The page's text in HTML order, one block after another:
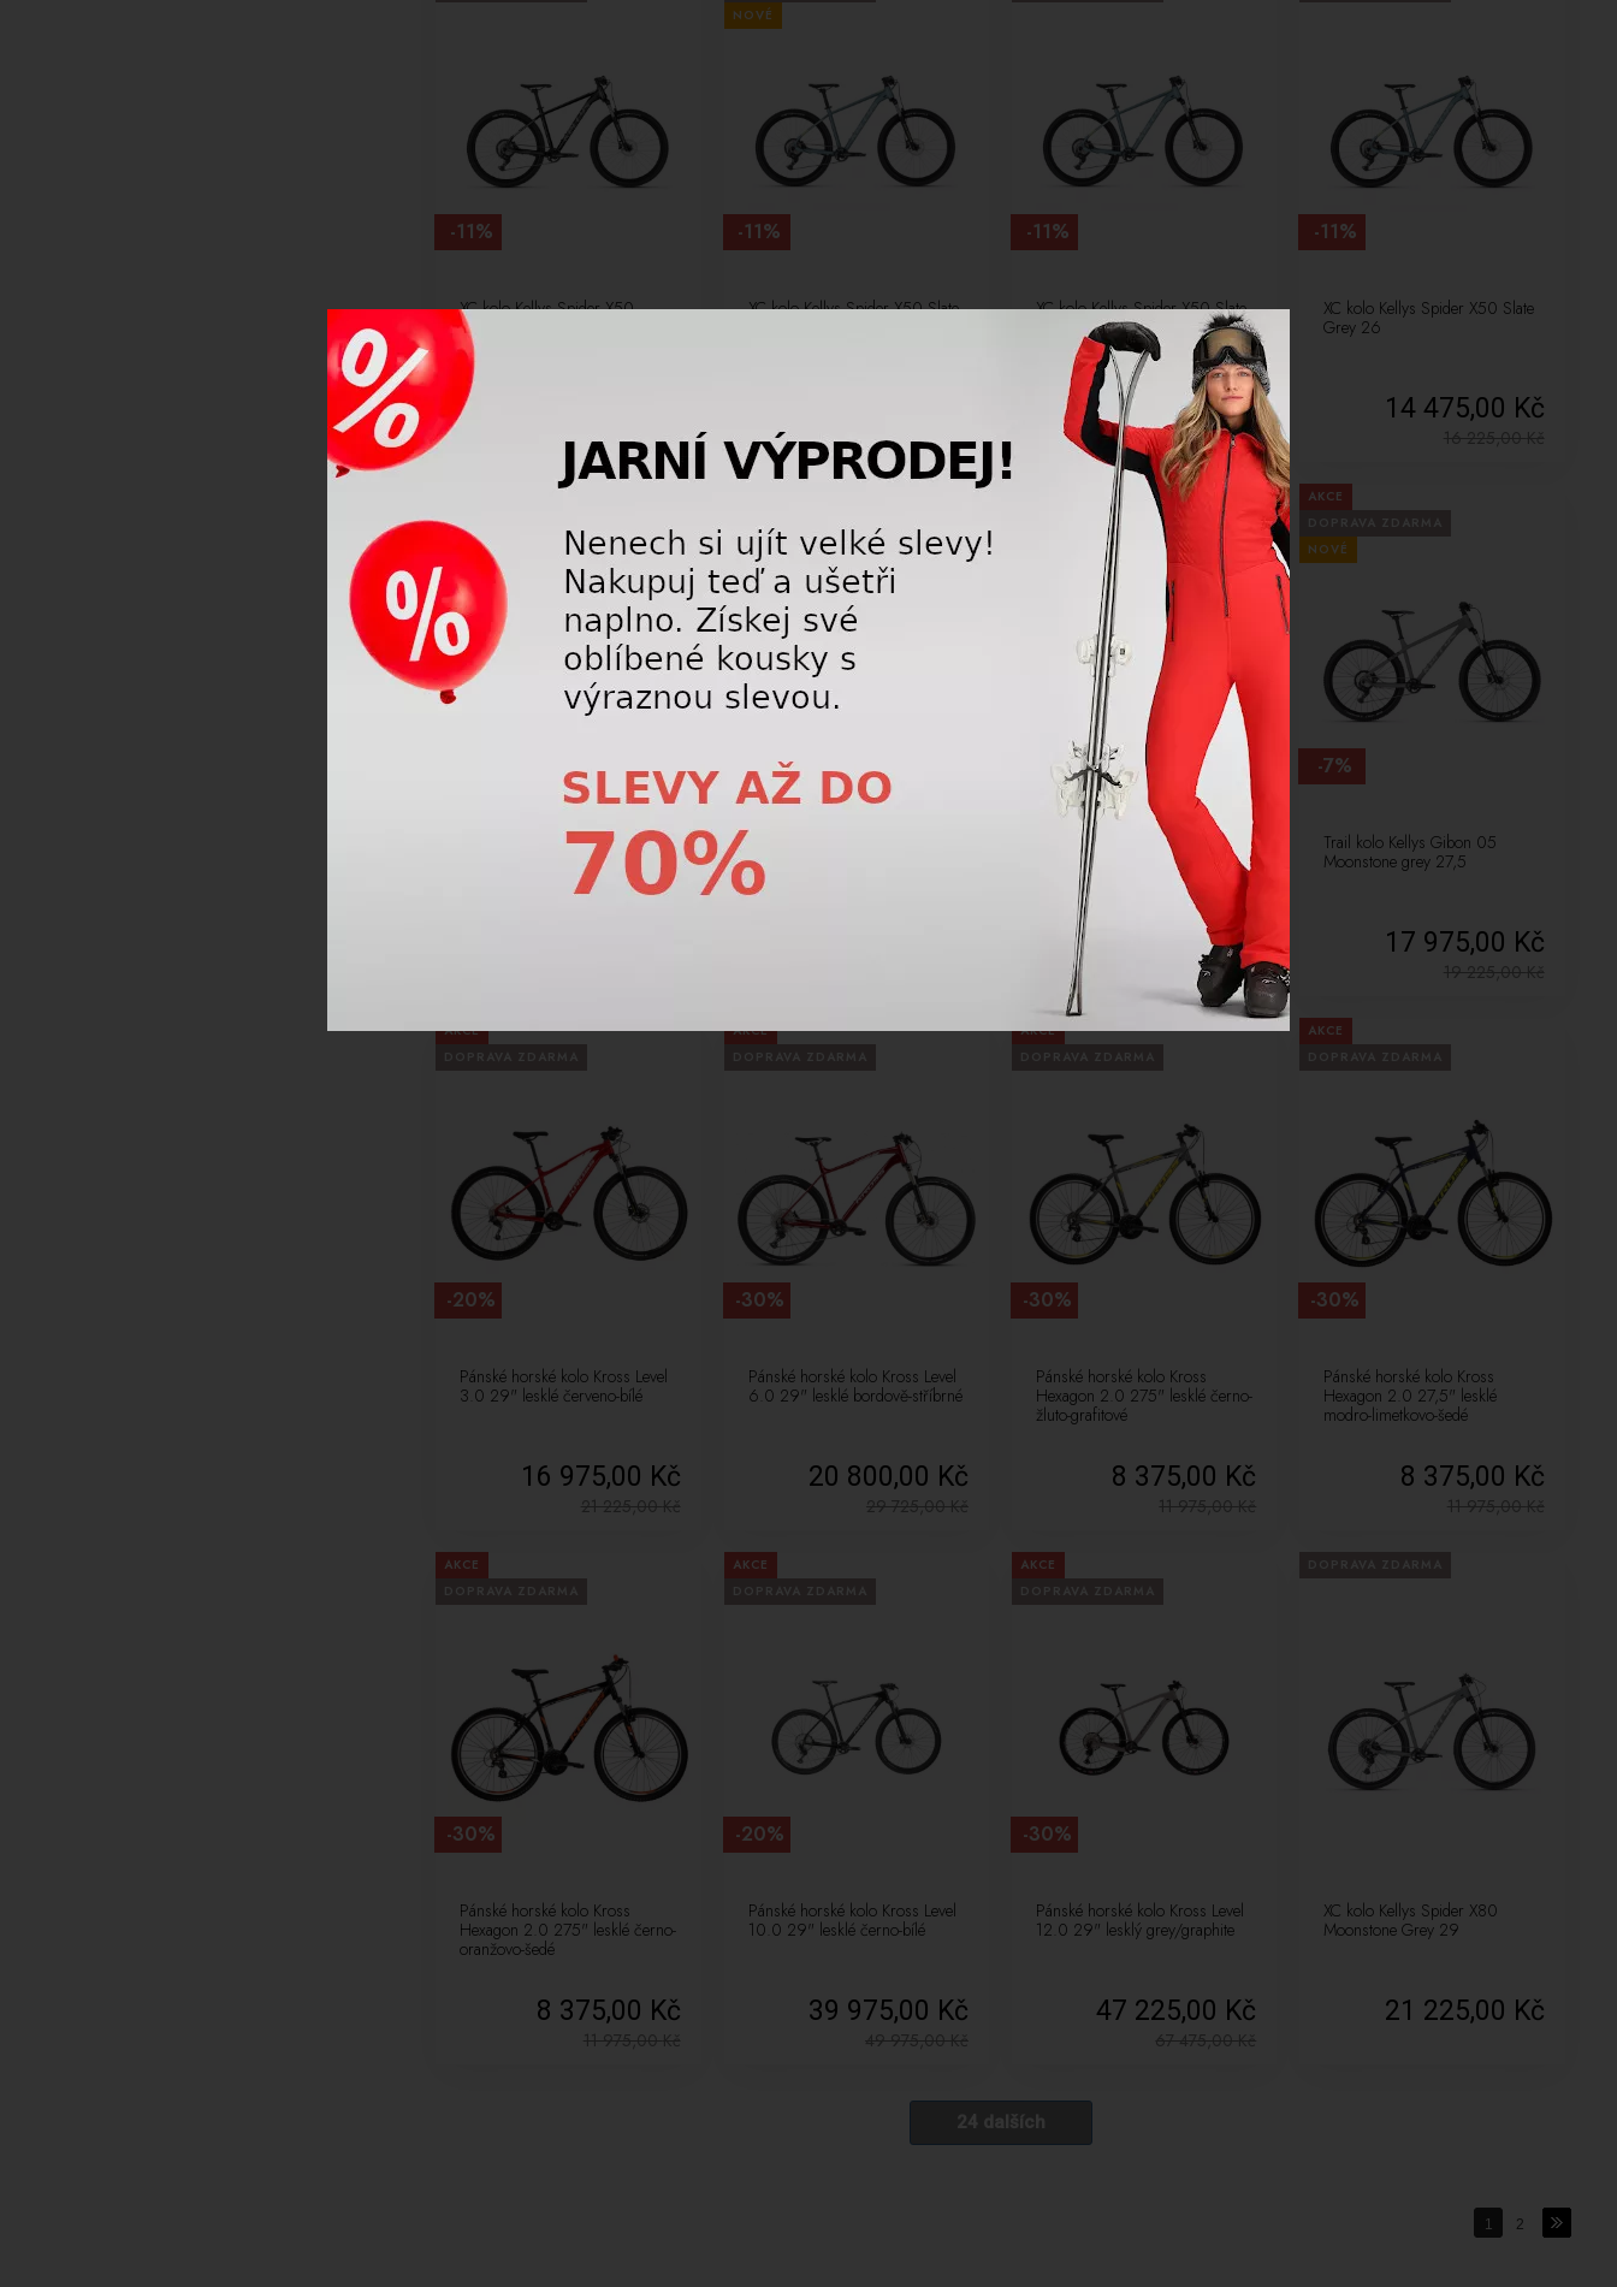
XC kolo Kellys Spider X50
Graphite Grey 26
16 225,00Kč
-11%
NOVÉ
XC kolo Kellys Spider X50 Slate
16 225,00 Kč
-11%
XC kolo Kellys Spider X50 Slate
Grey 27.5
14 475,00 Kč
16 225,00Kč
-11%
XC kolo Kellys Spider X50 Slate
Grey 26
14 475,00 Kč
16 225,00Kč
-11%
DOPRAVA ZDARMA
XC kolo Kellys Gate 30 White
NOVÉ
XC kolo Kellys Gate X90
Emerald green 29 77337
-15%
DOPRAVA ZDARMA
Trail kolo Kellys Gibon 05
Moonstone grey 29 77331
17 975,00 Kč
19 225,00 Kč
-7%
AKCE
NOVÉ
Trail kolo Kellys Gibon 05
Moonstone grey 27,5
17 975,00 Kč
19 225,00Kč
-7%
AKCE
Pánské horské kolo Kross Level
3.0 29" lesklé červeno-bílé
16 975,00 Kč
21 225,00Kč
-20%
AKCE
Pánské horské kolo Kross Level
6.0 29" lesklé bordově-stříbrné
20 800,00 Kč
29 725,00Kč
-30%
AKCE
Pánské horské kolo Kross
Hexagon 2.0 275" lesklé černo-
žluto-grafitové
8 375,00 Kč
11 975,00Kč
-30%
AKCE
Pánské horské kolo Kross
Hexagon 2.0 27,5" lesklé
modro-limetkovo-šedé
8 375,00 Kč
11 975,00Kč
-30%
AKCE
Pánské horské kolo Kross
Hexagon 2.0 275" lesklé černo-
oranžovo-šedé
8 375,00 Kč
11 975,00Kč
-30%
AKCE
Pánské horské kolo Kross Level
10.0 29" lesklé černo-bílé
39 975,00 Kč
49 975,00Kč
-20%
AKCE
Pánské horské kolo Kross Level
12.0 29" lesklý grey/graphite
47 225,00 Kč
67 475,00Kč
-30%
XC kolo Kellys Spider X80
Moonstone Grey 29
21 225,00 Kč
24 dalších
1 2